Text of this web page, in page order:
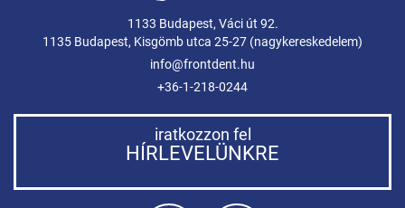
1133 Budapest, Váci út 92.
1135 Budapest, Kisgömb utca 25-27 (nagykereskedelem)
info@frontdent.hu
+36-1-218-0244
iratkozzon fel
HÍRLEVELÜNKRE